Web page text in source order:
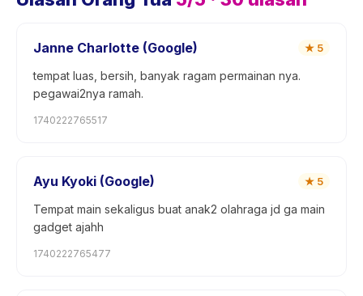
Janne Charlotte (Google) ★ 5
tempat luas, bersih, banyak ragam permainan nya.
pegawai2nya ramah.
1740222765517
Ayu Kyoki (Google) ★ 5
Tempat main sekaligus buat anak2 olahraga jd ga main
gadget ajahh
1740222765477